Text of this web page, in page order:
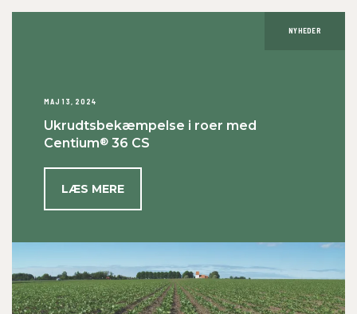
NYHEDER
MAJ 13, 2024
Ukrudtsbekæmpelse i roer med
Centium® 36 CS
LÆS MERE